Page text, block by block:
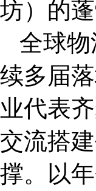
坊）的蓬
全球
续多届
业代表
交流搭
撑。以